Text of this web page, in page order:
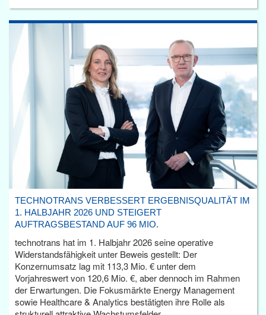
TECHNOTRANS VERBESSERT ERGEBNISQUALITÄT IM
1. HALBJAHR 2026 UND STEIGERT
AUFTRAGSBESTAND AUF 96 MIO.
technotrans hat im 1. Halbjahr 2026 seine operative
Widerstandsfähigkeit unter Beweis gestellt: Der
Konzernumsatz lag mit 113,3 Mio. € unter dem
Vorjahreswert von 120,6 Mio. €, aber dennoch im Rahmen
der Erwartungen. Die Fokusmärkte Energy Management
sowie Healthcare & Analytics bestätigten ihre Rolle als